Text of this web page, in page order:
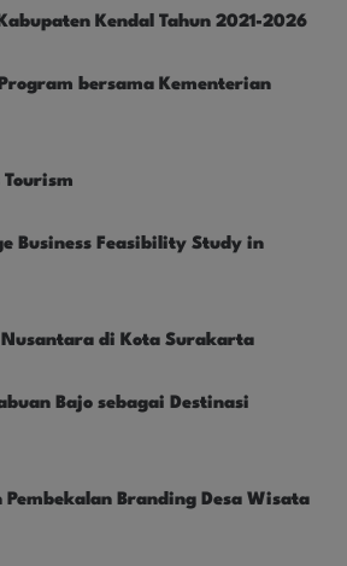
Kendal Tahun 2021-2026
bersama Kementerian
Tourism
Business Feasibility Study in
di Kota Surakarta
Bajo sebagai Destinasi
Pembekalan Branding Desa Wisata